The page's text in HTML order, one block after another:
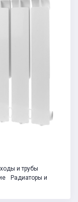
и трубы
Радиаторы и